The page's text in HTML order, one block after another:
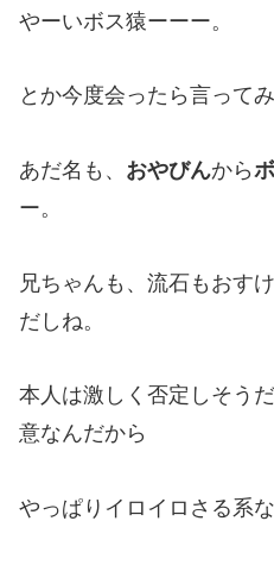
やーいボス猿ーーー。
とか今度会ったら言ってみ
あだ名も、 おやびんから
ー。
兄ちゃんも、流石もおす
だしね。
本人は激しく否定しそう
意なんだから
やっぱりイロイロさる系